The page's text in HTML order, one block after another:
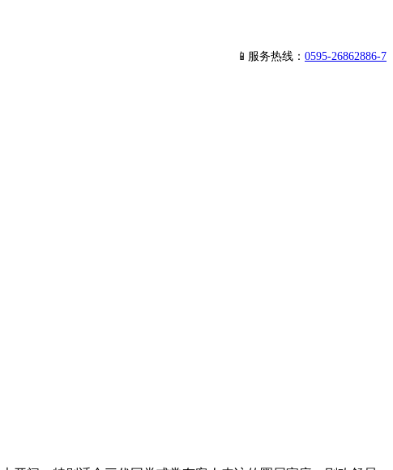
📱服务热线： 0595-26862886-7